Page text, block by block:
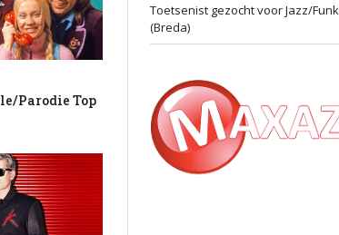
Parodie Top
Toetsenist gezocht voor Jazz/
(Breda)